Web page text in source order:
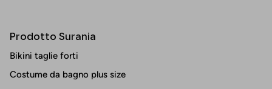
Prodotto Surania
Bikini taglie forti
Costume da bagno plus size